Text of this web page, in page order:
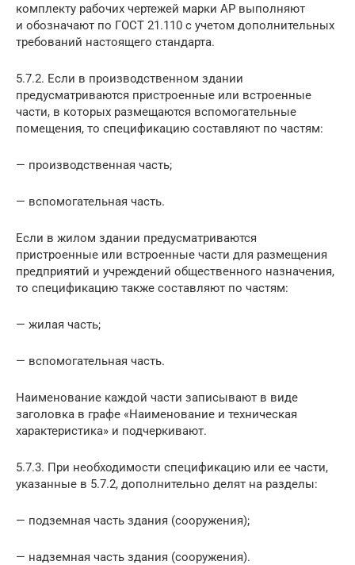
комплекту рабочих чертежей марки АР выполняют
и обозначают по ГОСТ 21.110 с учетом дополнительных
требований настоящего стандарта.
5.7.2. Если в производственном здании
предусматриваются пристроенные или встроенные
части, в которых размещаются вспомогательные
помещения, то спецификацию составляют по частям:
— производственная часть;
— вспомогательная часть.
Если в жилом здании предусматриваются
пристроенные или встроенные части для размещения
предприятий и учреждений общественного назначения,
то спецификацию также составляют по частям:
— жилая часть;
— вспомогательная часть.
Наименование каждой части записывают в виде
заголовка в графе «Наименование и техническая
характеристика» и подчеркивают.
5.7.3. При необходимости спецификацию или ее части,
указанные в 5.7.2, дополнительно делят на разделы:
— подземная часть здания (сооружения);
— надземная часть здания (сооружения).